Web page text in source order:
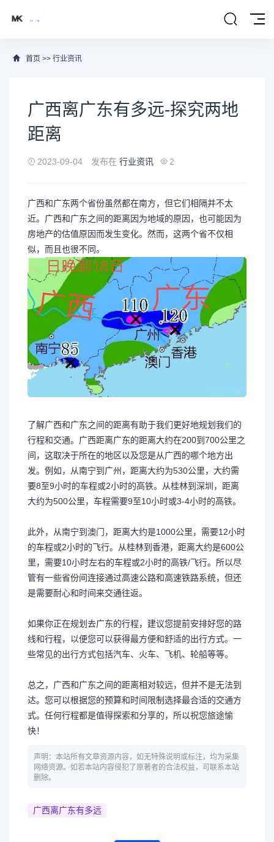
首页 >> 行业资讯
广西离广东有多远-探究两地
距离
2023-09-04 发布在 行业资讯 2
广西和广东两个省份虽然都在南方，但它们相隔并不太
近。广西和广东之间的距离因为地域的原因，也可能因为
房地产的估值原因而发生变化。然而，这两个省不仅相
似，而且也很不同。
了解广西和广东之间的距离有助于我们更好地规划我们的
行程和交通。广西距离广东的距离大约在200到700公里之
间，这取决于所在的地区以及您是从广西的哪个地方出
发。例如，从南宁到广州，距离大约为530公里，大约需
要8至9小时的车程或2小时的高铁。从桂林到深圳，距离
大约为500公里，车程需要9至10小时或3-4小时的高铁。
此外，从南宁到澳门，距离大约是1000公里，需要12小时
的车程或2小时的飞行。从桂林到香港，距离大约是600公
里，需要10小时左右的车程或2小时的高铁/飞行。所以尽
管有一些省份间连接通过高速公路和高速铁路系统，但还
是需要耐心和时间来交通往返。
如果你正在规划去广东的行程，建议您提前安排好您的路
线和行程，以便您可以获得最方便和舒适的出行方式。一
些常见的出行方式包括汽车、火车、飞机、轮船等等。
总之，广西和广东之间的距离相对较远，但并不是无法到
达。您可以根据您的预算和时间限制选择最合适的交通方
式。任何行程都是值得探索和分享的，所以祝您旅途愉
快！
声明：本站所有文章资源内容，如无特殊说明或标注，均为采集
网络资源。如若本站内容侵犯了原著者的合法权益，可联系本站
删除。
广西离广东有多远